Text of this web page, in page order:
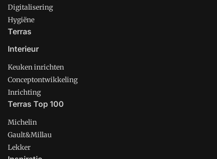
Digitalisering
Hygiëne
Terras
Interieur
Keuken inrichten
Conceptontwikkeling
Inrichting
Terras Top 100
Michelin
Gault&Millau
Lekker